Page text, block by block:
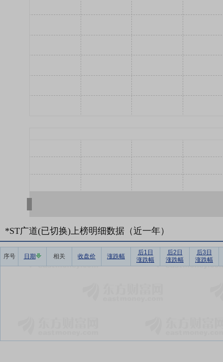
*ST广道(已切换)上榜明细数据（近一年）
序号 日期 相关 收盘价 涨跌幅
后1日
涨跌幅
后2日
涨跌幅
后3日
涨跌幅